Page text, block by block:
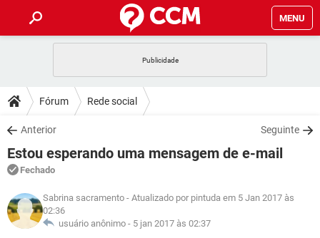
MENU
CELULAR
OUTLOOK
INSTAGRAM GMAIL
GUIA DE COMPRAS
DICAS
JOGOS
OUTLOOK
GUIA DE COMPRAS
DOWNLOADS
JOGOS WHATSAPP
CELULAR
OUTLOOK EXCEL
INSTAGRAM GMAIL
FÓRUM
CELULAR
GLOSSÁRIO
JOGOS WHATSAPP
Fórum Rede social
Anterior Seguinte
Estou esperando uma mensagem de e-mail
Fechado
Sabrina sacramento- Atualizado por pintuda em 5 Jan 2017 às
02:36
usuário anônimo - 5 jan 2017 às 02:37